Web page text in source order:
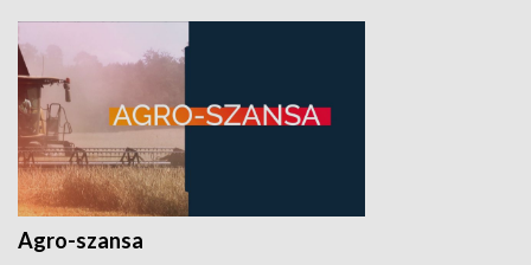
Agro-szansa